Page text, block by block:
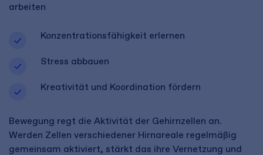
arbeiten
Konzentrationsfähigkeit erlernen
Stress abbauen
Kreativität und Koordination fördern
Bewegung regt die Aktivität der Gehirnzellen an.
Werden Zellen verschiedener Hirnareale regelmäßig
gemeinsam aktiviert, stärkt das ihre Vernetzung und